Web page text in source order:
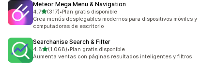
Meteor Mega Menu & Navigation
4.7de 5 estrellas
(317)
317 reseñas en total
•Plan gratis disponible
Crea menús desplegables modernos para dispositivos móviles y
computadoras de escritorio
Searchanise Search & Filter
4.8de 5 estrellas
(1,068)
1068 reseñas en total
•Plan gratis disponible
Aumenta ventas con páginas resultados inteligentes y filtros